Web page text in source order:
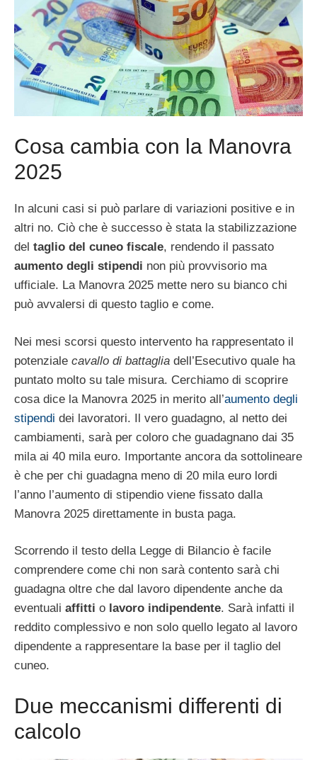
Cosa cambia con la Manovra
2025
In alcuni casi si può parlare di variazioni positive e in
altri no. Ciò che è successo è stata la stabilizzazione
del taglio del cuneo fiscale, rendendo il passato
aumento degli stipendi non più provvisorio ma
ufficiale. La Manovra 2025 mette nero su bianco chi
può avvalersi di questo taglio e come.
Nei mesi scorsi questo intervento ha rappresentato il
potenziale cavallo di battaglia dell’Esecutivo quale ha
puntato molto su tale misura. Cerchiamo di scoprire
cosa dice la Manovra 2025 in merito all’aumento degli
stipendi dei lavoratori. Il vero guadagno, al netto dei
cambiamenti, sarà per coloro che guadagnano dai 35
mila ai 40 mila euro. Importante ancora da sottolineare
è che per chi guadagna meno di 20 mila euro lordi
l’anno l’aumento di stipendio viene fissato dalla
Manovra 2025 direttamente in busta paga.
Scorrendo il testo della Legge di Bilancio è facile
comprendere come chi non sarà contento sarà chi
guadagna oltre che dal lavoro dipendente anche da
eventuali affitti o lavoro indipendente. Sarà infatti il
reddito complessivo e non solo quello legato al lavoro
dipendente a rappresentare la base per il taglio del
cuneo.
Due meccanismi differenti di
calcolo